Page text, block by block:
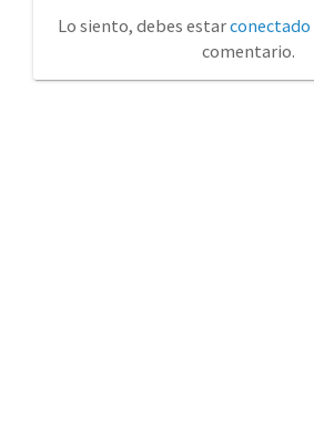
Lo siento, debes estarconectado
comentario.